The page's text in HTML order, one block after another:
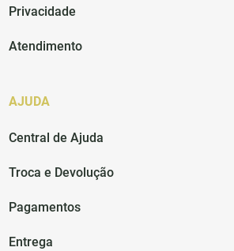
Privacidade
Atendimento
AJUDA
Central de Ajuda
Troca e Devolução
Pagamentos
Entrega